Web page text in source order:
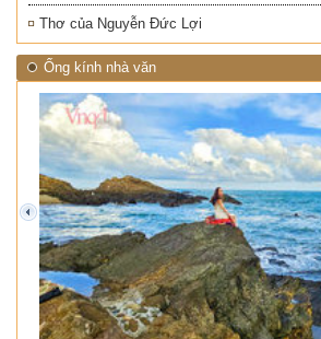
Thơ của Nguyễn Đức Lợi
Ống kính nhà văn
prev